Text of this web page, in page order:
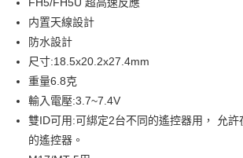
上海商業儲蓄銀行
國泰世華商業銀行
臺灣中小企業銀行
匯豐（台灣）商業銀行
聯邦商業銀行
元大商業銀行
玉山商業銀行
台新國際商業銀行
中國信託商
台灣樂天信用卡公司
華南商業銀行
上海商業儲蓄銀行
國泰世華商業銀行
臺灣中小企業銀行
匯豐（台灣）商業銀行
聯邦商業銀行
元大商業銀行
玉山商業銀行
星展（台灣
台新國際商業銀行
Apple Pay
街口支付
悠遊付
ATM付款
運送方式
内置天線設計
防水設計
尺寸:18.5x20.2x27.4mm
重量6.8克
輸入電壓:3.7~7.4V
雙ID可用:可綁定2台不同的遙控器用， 允
的遙控器。